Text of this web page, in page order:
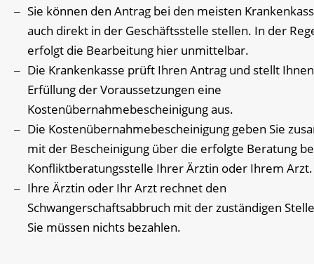
Sie können den Antrag bei den meisten
auch direkt in der Geschäftsstelle stellen. In der
erfolgt die Bearbeitung hier unmittelbar.
Die Krankenkasse prüft Ihren Antrag und stellt
Erfüllung der Voraussetzungen eine
Kostenübernahmebescheinigung aus.
Die Kostenübernahmebescheinigung geben Sie
mit der Bescheinigung über die erfolgte Beratung
Konfliktberatungsstelle Ihrer Ärztin oder Ihrem Arzt.
Ihre Ärztin oder Ihr Arzt rechnet den
Schwangerschaftsabbruch mit der zuständigen
Sie müssen nichts bezahlen.